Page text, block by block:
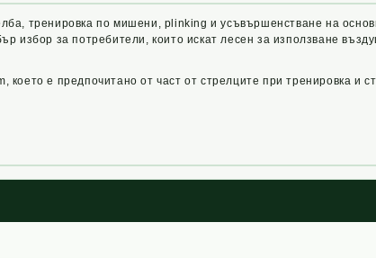
тренировка по мишени, plinking и усъвършенстване на
избор за потребители, които искат лесен за използване
което е предпочитано от част от стрелците при тренировка и